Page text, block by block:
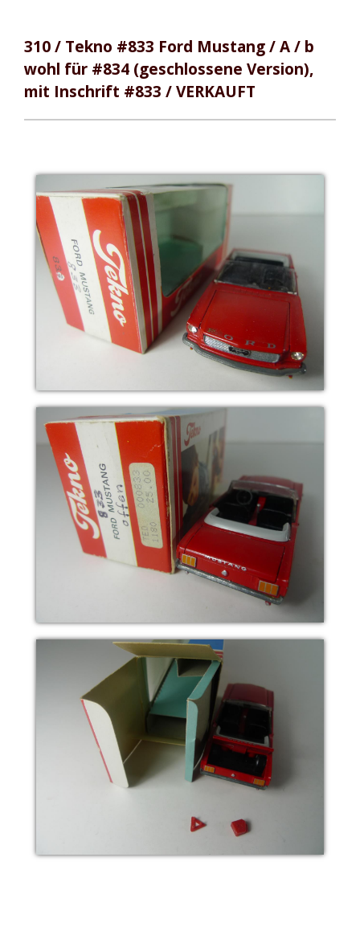
310 / Tekno #833 Ford Mustang / A / b
wohl für #834 (geschlossene Version),
mit Inschrift #833 / VERKAUFT